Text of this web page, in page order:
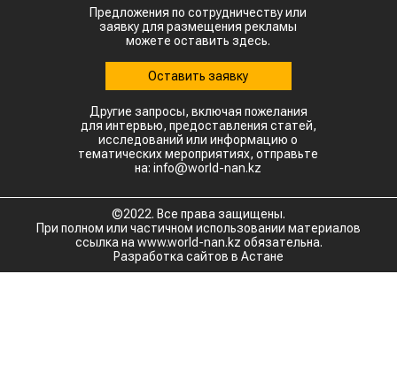
Предложения по сотрудничеству или
заявку для размещения рекламы
можете оставить здесь.
Оставить заявку
Другие запросы, включая пожелания
для интервью, предоставления статей,
исследований или информацию о
тематических мероприятиях, отправьте
на: info@world-nan.kz
©2022. Все права защищены.
При полном или частичном использовании материалов
ссылка на www.world-nan.kz обязательна.
Разработка сайтов в Астане